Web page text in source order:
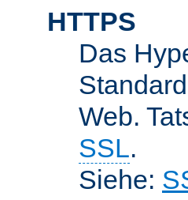
HTTPS
Das
Web.
SSL.
Siehe: